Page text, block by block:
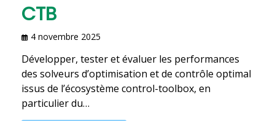
CTB
4 novembre 2025
Développer, tester et évaluer les performances
des solveurs d’optimisation et de contrôle optimal
issus de l’écosystème control-toolbox, en
particulier du…